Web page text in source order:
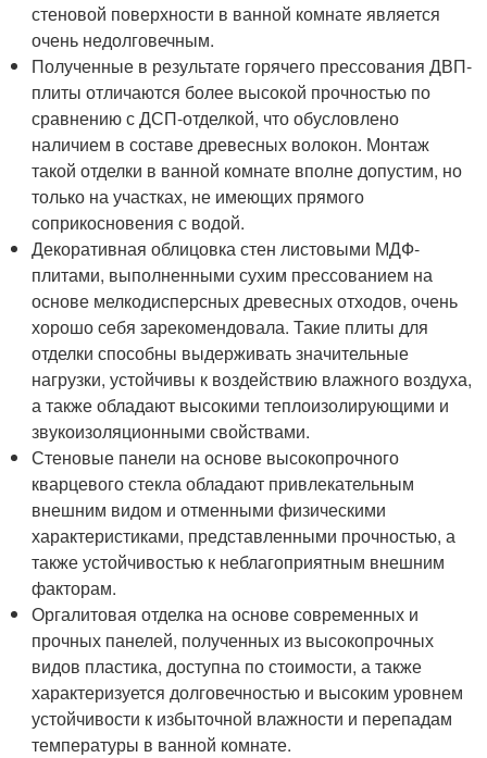
стеновой поверхности в ванной комнате является
очень недолговечным.
Полученные в результате горячего прессования ДВП-
плиты отличаются более высокой прочностью по
сравнению с ДСП-отделкой, что обусловлено
наличием в составе древесных волокон. Монтаж
такой отделки в ванной комнате вполне допустим, но
только на участках, не имеющих прямого
соприкосновения с водой.
Декоративная облицовка стен листовыми МДФ-
плитами, выполненными сухим прессованием на
основе мелкодисперсных древесных отходов, очень
хорошо себя зарекомендовала. Такие плиты для
отделки способны выдерживать значительные
нагрузки, устойчивы к воздействию влажного воздуха,
а также обладают высокими теплоизолирующими и
звукоизоляционными свойствами.
Стеновые панели на основе высокопрочного
кварцевого стекла обладают привлекательным
внешним видом и отменными физическими
характеристиками, представленными прочностью, а
также устойчивостью к неблагоприятным внешним
факторам.
Оргалитовая отделка на основе современных и
прочных панелей, полученных из высокопрочных
видов пластика, доступна по стоимости, а также
характеризуется долговечностью и высоким уровнем
устойчивости к избыточной влажности и перепадам
температуры в ванной комнате.